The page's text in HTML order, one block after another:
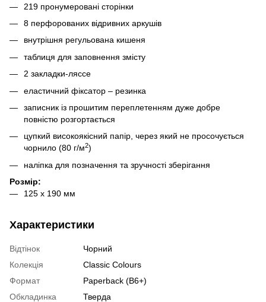
219 пронумеровані сторінки
8 перфорованих відривних аркушів
внутрішня регульована кишеня
таблиця для заповнення змісту
2 закладки-ляссе
еластичний фіксатор – резинка
записник із прошитим переплетенням дуже добре
повністю розгортається
цупкий високоякісний папір, через який не просочується
чорнило (80 г/м2)
наліпка для позначення та зручності зберігання
Розмір:
125 х 190 мм
Характеристики
Відтінок
Чорний
Колекція
Classic Colours
Формат
Paperback (B6+)
Обкладинка
Тверда